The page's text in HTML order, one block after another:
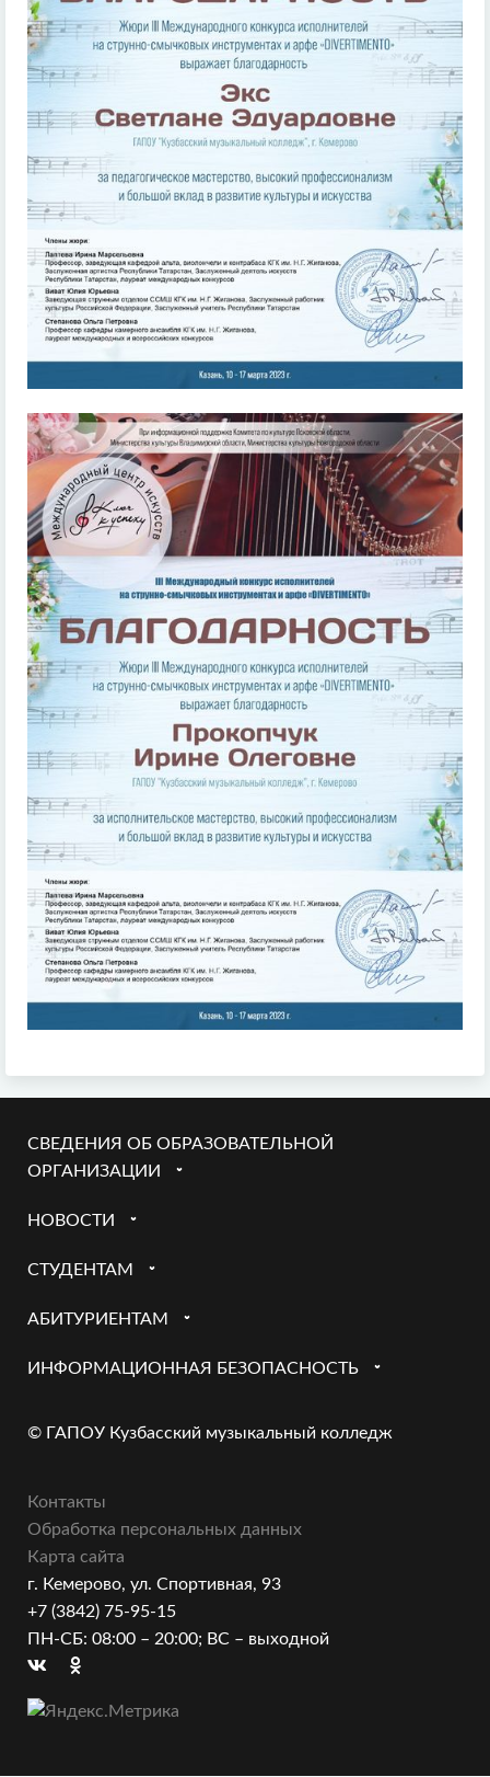
СВЕДЕНИЯ ОБ ОБРАЗОВАТЕЛЬНОЙ
ОРГАНИЗАЦИИ
НОВОСТИ
СТУДЕНТАМ
АБИТУРИЕНТАМ
ИНФОРМАЦИОННАЯ БЕЗОПАСНОСТЬ
© ГАПОУ Кузбасский музыкальный колледж
Контакты
Обработка персональных данных
Карта сайта
г. Кемерово, ул. Спортивная, 93
+7 (3842) 75-95-15
ПН-СБ: 08:00 – 20:00; ВС – выходной